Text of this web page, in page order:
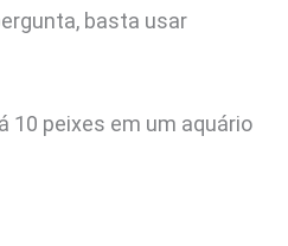
basta usar
10 peixes em um aquário